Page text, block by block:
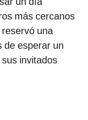
más cercanos
una
de esperar un
invitados